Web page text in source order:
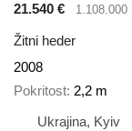
21.540 €
1.108.000
Žitni heder
2008
Pokritost 2,2 m
Ukrajina, Kyiv